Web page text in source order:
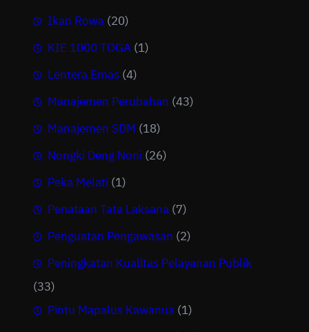
Ikan Rowa (20)
KIE 1000 TOGA (1)
Lentera Emas (4)
Manajemen Perubahan (43)
Manajemen SDM (18)
Nongki Deng Noni (26)
Peka Melati (1)
Penataan Tata Laksana (7)
Penguatan Pengawasan (2)
Peningkatan Kualitas Pelayanan Publik
(33)
Pintu Mapalus Kawanua (1)